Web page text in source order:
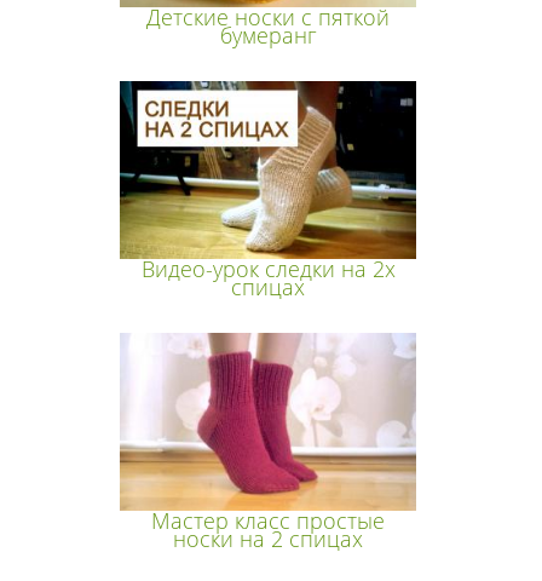
Детские носки с пяткой
бумеранг
Видео-урок следки на 2х
спицах
Мастер класс простые
носки на 2 спицах